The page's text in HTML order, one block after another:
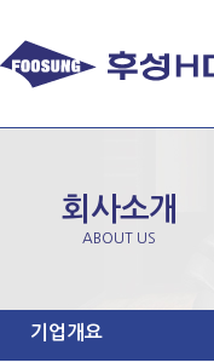
회사소개
ABOUT US
기업개요